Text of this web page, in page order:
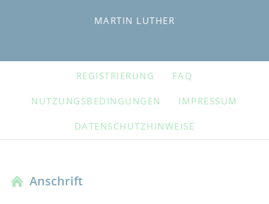
MARTIN LUTHER
NAVIGATION
REGISTRIERUNG FAQ
NUTZUNGSBEDINGUNGEN IMPRESSUM
DATENSCHUTZHINWEISE
Anschrift